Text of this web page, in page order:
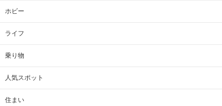
ホビー
ライフ
乗り物
人気スポット
住まい